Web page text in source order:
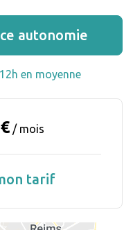
autonomie
12h en moyenne
/ mois
tarif